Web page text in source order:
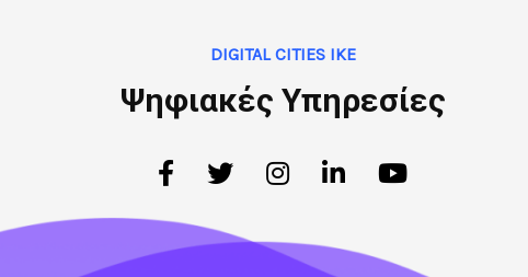
DIGITAL CITIES IKE
Ψηφιακές Υπηρεσίες
Facebook
TwitterInstagram
LinkedinYoutube